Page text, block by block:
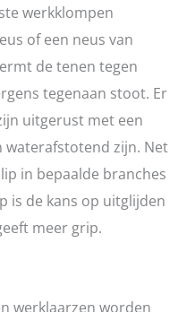
werkklompen
of een neus van
de tenen tegen
tegenaan stoot. Er
uitgerust met een
waterafstotend zijn. Net
in bepaalde branches
is de kans op uitglijden
meer grip.
werklaarzen worden